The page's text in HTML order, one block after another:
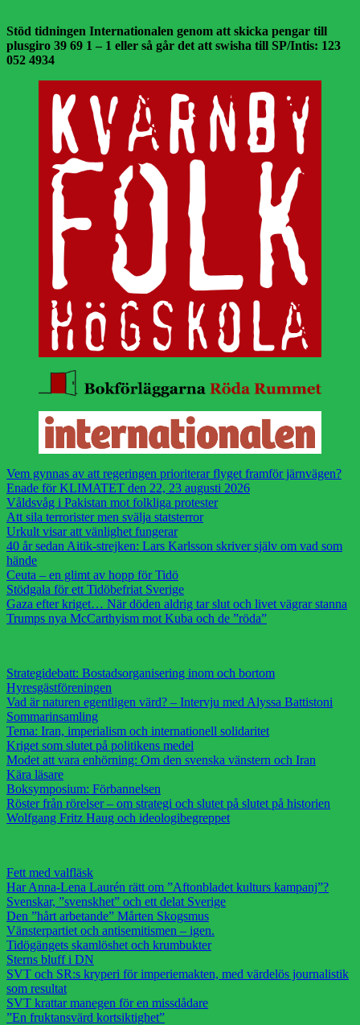
Stöd tidningen Internationalen genom att skicka pengar till
plusgiro 39 69 1 – 1 eller så går det att swisha till SP/Intis: 123
052 4934
Vem gynnas av att regeringen prioriterar flyget framför järnvägen?
Enade för KLIMATET den 22, 23 augusti 2026
Våldsvåg i Pakistan mot folkliga protester
Att sila terrorister men svälja statsterror
Urkult visar att vänlighet fungerar
40 år sedan Aitik-strejken: Lars Karlsson skriver själv om vad som
hände
Ceuta – en glimt av hopp för Tidö
Stödgala för ett Tidöbefriat Sverige
Gaza efter kriget… När döden aldrig tar slut och livet vägrar stanna
Trumps nya McCarthyism mot Kuba och de ”röda”
Strategidebatt: Bostadsorganisering inom och bortom
Hyresgästföreningen
Vad är naturen egentligen värd? – Intervju med Alyssa Battistoni
Sommarinsamling
Tema: Iran, imperialism och internationell solidaritet
Kriget som slutet på politikens medel
Modet att vara enhörning: Om den svenska vänstern och Iran
Kära läsare
Boksymposium: Förbannelsen
Röster från rörelser – om strategi och slutet på slutet på historien
Wolfgang Fritz Haug och ideologibegreppet
Fett med valfläsk
Har Anna-Lena Laurén rätt om ”Aftonbladet kulturs kampanj”?
Svenskar, ”svenskhet” och ett delat Sverige
Den ”hårt arbetande” Mårten Skogsmus
Vänsterpartiet och antisemitismen – igen.
Tidögängets skamlöshet och krumbukter
Sterns bluff i DN
SVT och SR:s kryperi för imperiemakten, med värdelös journalistik
som resultat
SVT krattar manegen för en missdådare
”En fruktansvärd kortsiktighet”